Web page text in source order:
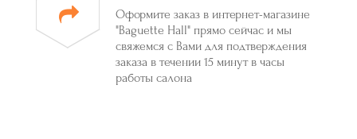
Оформите заказ в интернет-магазине
"Baguette Hall" прямо сейчас и мы
свяжемся с Вами для подтверждения
заказа в течении 15 минут в часы
работы салона